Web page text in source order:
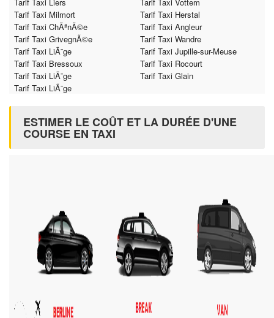
Tarif Taxi Milmort
Tarif Taxi Herstal
Tarif Taxi ChÃªnÃ©e
Tarif Taxi Angleur
Tarif Taxi GrivegnÃ©e
Tarif Taxi Wandre
Tarif Taxi LiÃ¨ge
Tarif Taxi Jupille-sur-Meuse
Tarif Taxi Bressoux
Tarif Taxi Rocourt
Tarif Taxi LiÃ¨ge
Tarif Taxi Glain
Tarif Taxi LiÃ¨ge
ESTIMER LE COÛT ET LA DURÉE D'UNE
COURSE EN TAXI